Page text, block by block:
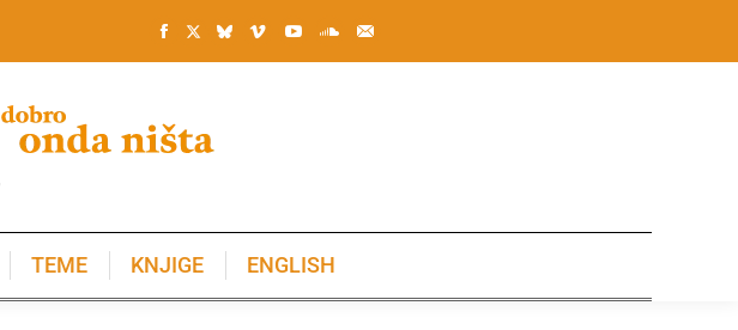
TEME KNJIGE ENGLISH
KNJIGE ENGLISH